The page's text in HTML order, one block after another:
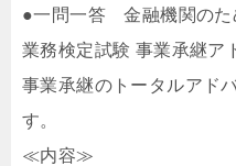
●一問一答 金融機関のた
業務検定試験 事業承継ア
事業承継のトータルアド
す。
≪内容≫